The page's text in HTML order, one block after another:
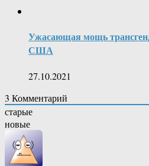
Ужасающая мощь
США
27.10.2021
3 Комментарий
старые
новые